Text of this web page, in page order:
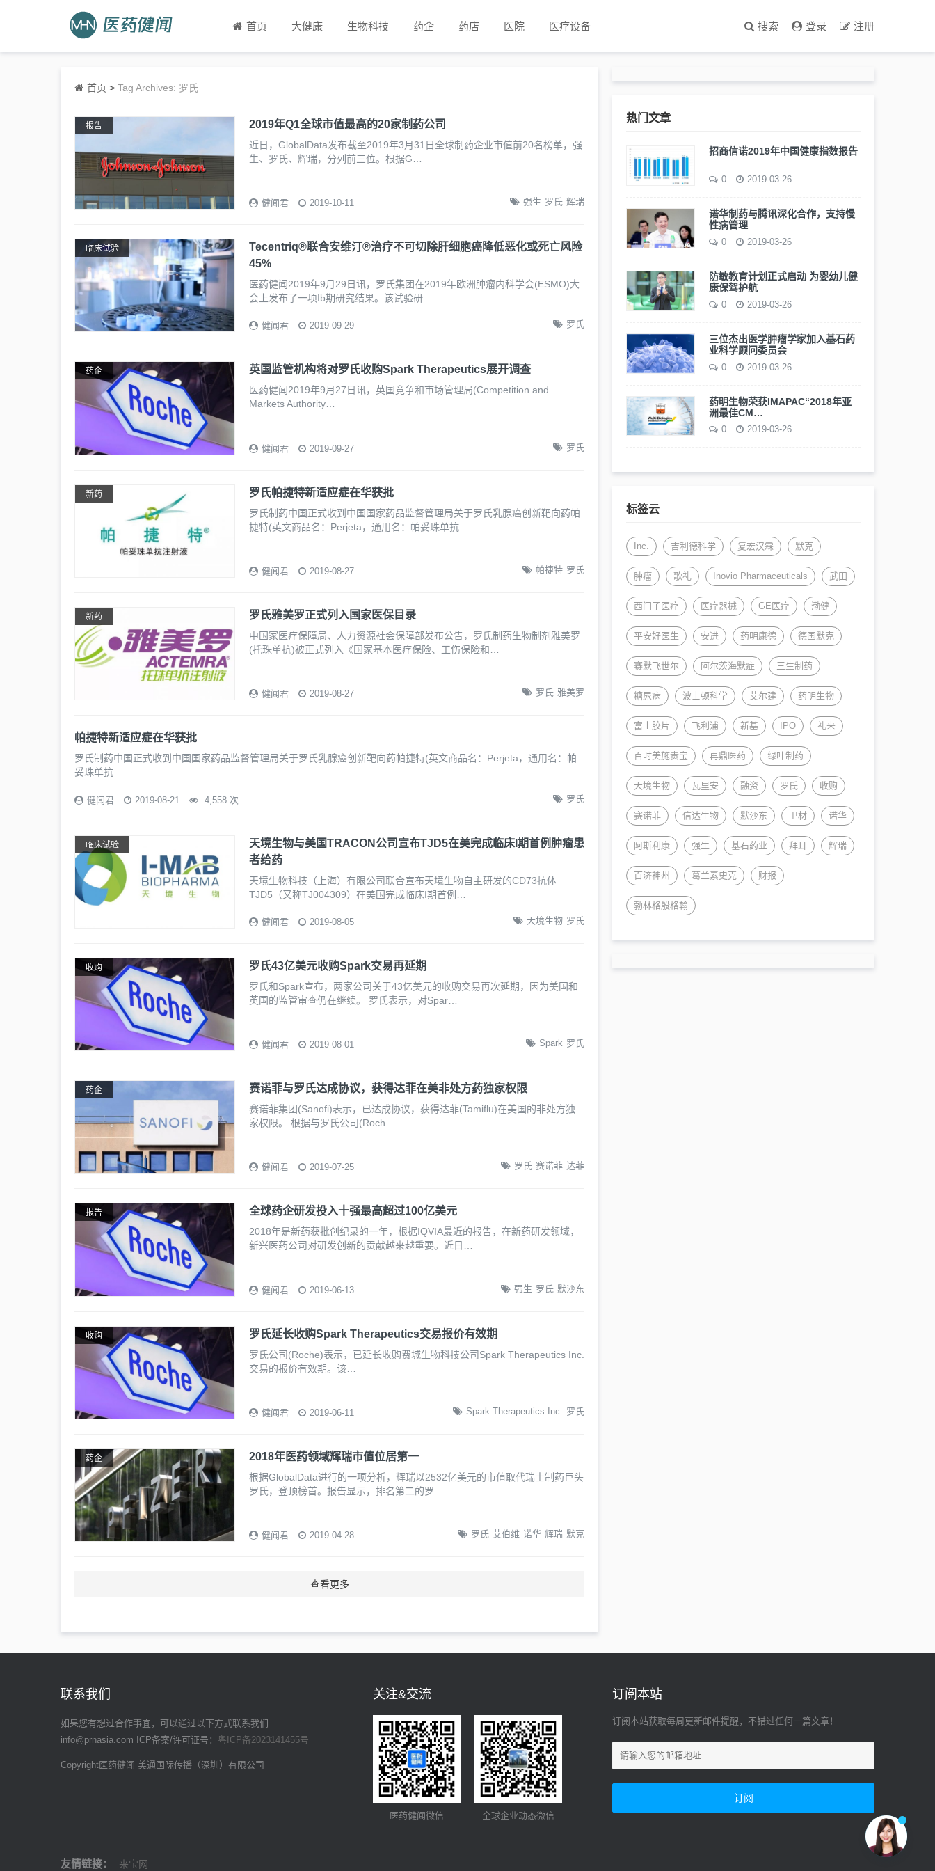
首页 大健康 生物科技 药企 药店 医院 医疗设备 搜索 登录 注册
首页 > Tag Archives: 罗氏
报告 2019年Q1全球市值最高的20家制药公司
近日，GlobalData发布截至2019年3月31日全球制药企业市值前20名榜单，强
生、罗氏、辉瑞，分列前三位。根据G…
健闻君 2019-10-11 强生 罗氏 辉瑞
临床试验
Tecentriq®联合安维汀®治疗不可切除肝细胞癌降低恶化或死亡风险
45%
医药健闻2019年9月29日讯，罗氏集团在2019年欧洲肿瘤内科学会(ESMO)大
会上发布了一项Ib期研究结果。该试验研…
健闻君 2019-09-29 罗氏
药企 英国监管机构将对罗氏收购Spark Therapeutics展开调查
医药健闻2019年9月27日讯，英国竞争和市场管理局(Competition and
Markets Authority…
健闻君 2019-09-27 罗氏
新药 罗氏帕捷特新适应症在华获批
罗氏制药中国正式收到中国国家药品监督管理局关于罗氏乳腺癌创新靶向药帕
捷特(英文商品名：Perjeta，通用名：帕妥珠单抗…
健闻君 2019-08-27 帕捷特 罗氏
新药 罗氏雅美罗正式列入国家医保目录
中国家医疗保障局、人力资源社会保障部发布公告，罗氏制药生物制剂雅美罗
(托珠单抗)被正式列入《国家基本医疗保险、工伤保险和…
健闻君 2019-08-27 罗氏 雅美罗
帕捷特新适应症在华获批
罗氏制药中国正式收到中国国家药品监督管理局关于罗氏乳腺癌创新靶向药帕捷特(英文商品名：Perjeta，通用名：帕
妥珠单抗…
健闻君 2019-08-21 4,558 次 罗氏
临床试验
天境生物与美国TRACON公司宣布TJD5在美完成临床I期首例肿瘤患
者给药
天境生物科技（上海）有限公司联合宣布天境生物自主研发的CD73抗体
TJD5（又称TJ004309）在美国完成临床I期首例…
健闻君 2019-08-05 天境生物 罗氏
收购 罗氏43亿美元收购Spark交易再延期
罗氏和Spark宣布，两家公司关于43亿美元的收购交易再次延期，因为美国和
英国的监管审查仍在继续。 罗氏表示，对Spar…
健闻君 2019-08-01 Spark 罗氏
药企 赛诺菲与罗氏达成协议，获得达菲在美非处方药独家权限
赛诺菲集团(Sanofi)表示，已达成协议，获得达菲(Tamiflu)在美国的非处方独
家权限。 根据与罗氏公司(Roch…
健闻君 2019-07-25 罗氏 赛诺菲 达菲
报告 全球药企研发投入十强最高超过100亿美元
2018年是新药获批创纪录的一年，根据IQVIA最近的报告，在新药研发领域，
新兴医药公司对研发创新的贡献越来越重要。近日…
健闻君 2019-06-13 强生 罗氏 默沙东
收购 罗氏延长收购Spark Therapeutics交易报价有效期
罗氏公司(Roche)表示，已延长收购费城生物科技公司Spark Therapeutics Inc.
交易的报价有效期。该…
健闻君 2019-06-11 Spark Therapeutics Inc. 罗氏
药企 2018年医药领域辉瑞市值位居第一
根据GlobalData进行的一项分析，辉瑞以2532亿美元的市值取代瑞士制药巨头
罗氏，登顶榜首。报告显示，排名第二的罗…
健闻君 2019-04-28 罗氏 艾伯维 诺华 辉瑞 默克
查看更多
热门文章
招商信诺2019年中国健康指数报告
0 2019-03-26
诺华制药与腾讯深化合作，支持慢
性病管理
0 2019-03-26
防敏教育计划正式启动 为婴幼儿健
康保驾护航
0 2019-03-26
三位杰出医学肿瘤学家加入基石药
业科学顾问委员会
0 2019-03-26
药明生物荣获IMAPAC“2018年亚
洲最佳CM…
0 2019-03-26
标签云
Inc. 吉利德科学 复宏汉霖 默克
肿瘤 歌礼 Inovio Pharmaceuticals 武田
西门子医疗 医疗器械 GE医疗 渤健
平安好医生 安进 药明康德 德国默克
赛默飞世尔 阿尔茨海默症 三生制药
糖尿病 波士顿科学 艾尔建 药明生物
富士胶片 飞利浦 新基 IPO 礼来
百时美施贵宝 再鼎医药 绿叶制药
天境生物 瓦里安 融资 罗氏 收购
赛诺菲 信达生物 默沙东 卫材 诺华
阿斯利康 强生 基石药业 拜耳 辉瑞
百济神州 葛兰素史克 财报
勃林格殷格翰
联系我们
如果您有想过合作事宜，可以通过以下方式联系我们
info@prnasia.com ICP备案/许可证号： 粤ICP备2023141455号
Copyright医药健闻 美通国际传播（深圳）有限公司
关注&交流
医药健闻微信 全球企业动态微信
订阅本站
订阅本站获取每周更新邮件提醒，不错过任何一篇文章！
友情链接： 来宝网